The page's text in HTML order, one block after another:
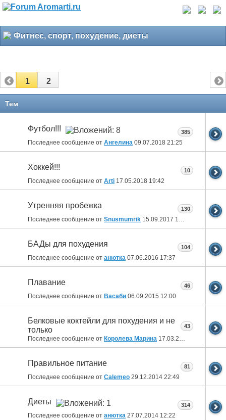
Фитнес, спорт, похудение, диеты
1 2
Тем
Футбол!!!
Последнее сообщение от Ангелина 09.07.2018 21:25
385
Хоккей!!!
Последнее сообщение от Arti 17.05.2018 19:42
10
Утренняя пробежка
Последнее сообщение от Snusmumrik 15.09.2017 10:17
130
БАДы для похудения
Последнее сообщение от анютка 07.06.2016 17:37
104
Плавание
Последнее сообщение от Васаби 06.09.2015 12:00
46
Белковые коктейли для похудения и не
только
Последнее сообщение от Королева Марина 17.03.2015
43
Правильное питание
Последнее сообщение от Calemeo 29.12.2014 22:49
81
Диеты
Последнее сообщение от анютка 27.07.2014 12:22
314